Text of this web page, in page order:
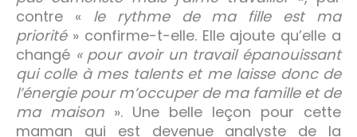
contre « le rythme de ma fille est ma
priorité» confirme-t-elle. Elle ajoute qu’elle a
changé « pour avoir un travail épanouissant
qui colle à mes talents et me laisse donc de
l’énergie pour m’occuper de ma famille et de
ma maison ». Une belle leçon pour cette
maman qui est devenue analyste de la